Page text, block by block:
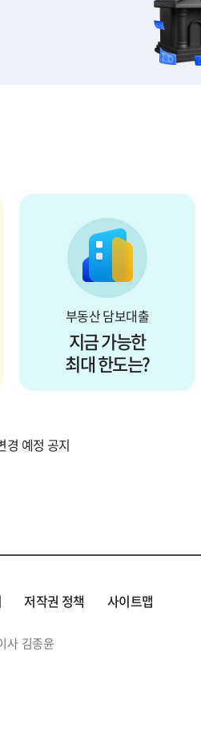
부동산 담보대출
지금 가능한
최대 한도는?
담보계산기로
예측하기
경 예정 공지
저작권 정책 사이트맵
사 김종윤